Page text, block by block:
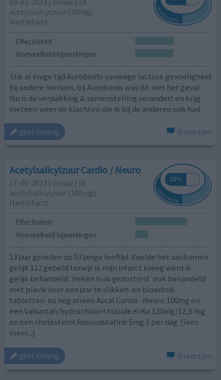
09-02-2024 | Vrouw | 24
acetylsalicylzuur (30mg)
Hartinfarct
Effectiviteit
Hoeveelheid bijwerkingen
Slik al enige tijd Aurobindo vanwege lactose gevoeligheid
bij andere merken, bij Aurobindo was dit niet het geval.
Nu is de verpakking & samenstelling verandert en krijg
meteen weer de klachten die ik bij de anderen ook had.
geef mening 0 reacties
Acetylsalicylzuur Cardio / Neuro
17-06-2023 | Vrouw | 66
acetylsalicylzuur (100mg)
Hartinfarct
Effectiviteit
Hoeveelheid bijwerkingen
13 jaar geleden op 53 jarige leeftijd. Voelde het aankomen
gelijk 112 gebeld terwijl ik mijn infarct kreeg werd ik
gelijk behandeld. zieken huis gedotterd . ook behandeld
met plavix voor een jaar te slikken. en bloedruk
tabletten. nu nog alleen Ascal Cardio -Neuro 100mg en
een Valsartan/hydrochloorthiazide KrKa 320mg/12,5 mg
en een cholesterol Rosuvastatine 5mg 1 per dag [lees
meer...]
geef mening 0 reacties